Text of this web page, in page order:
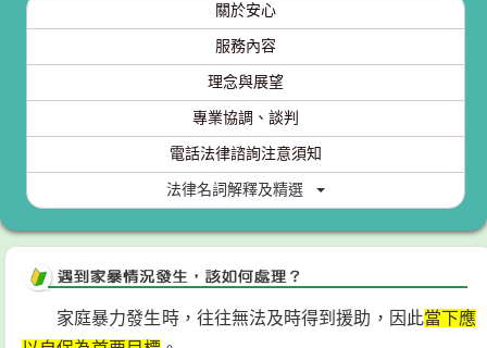
關於安心
服務內容
理念與展望
專業協調、談判
電話法律諮詢注意須知
法律名詞解釋及精選
家庭暴力發生時，往往無法及時得到援助，因此當下應